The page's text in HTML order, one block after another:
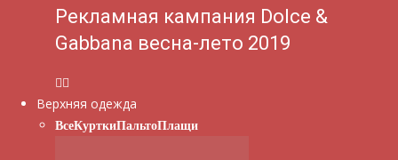
Рекламная кампания Dolce &
Gabbana весна-лето 2019
Верхняя одежда
ВсеКурткиПальтоПлащи